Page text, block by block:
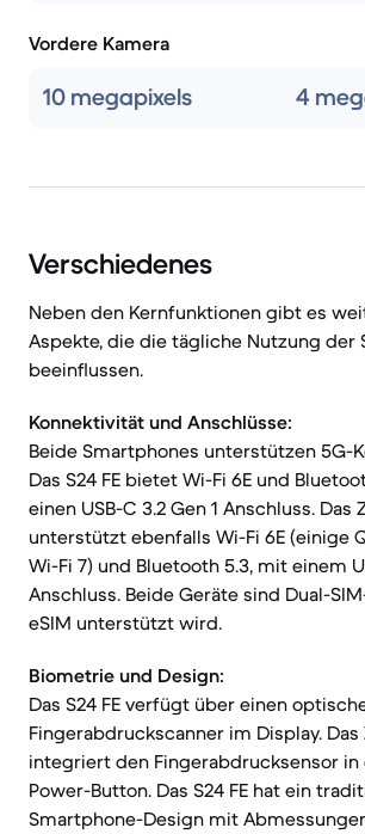
Vordere Kamera
10 megapixels 4
Verschiedenes
Neben den Kernfunktionen gibt es
Aspekte, die die tägliche Nutzung der
beeinflussen.
Konnektivität und Anschlüsse:
Beide Smartphones unterstützen 5G-
Das S24 FE bietet Wi-Fi 6E und
einen USB-C 3.2 Gen 1 Anschluss. Das
unterstützt ebenfalls Wi-Fi 6E (einige
Wi-Fi 7) und Bluetooth 5.3, mit einem
Anschluss. Beide Geräte sind Dual-
eSIM unterstützt wird.
Biometrie und Design:
Das S24 FE verfügt über einen
Fingerabdruckscanner im Display. Das
integriert den Fingerabdrucksensor
Power-Button. Das S24 FE hat ein
Smartphone-Design mit Abmessungen